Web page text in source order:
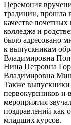
Церемония
традиции, прошла
качестве почетных
колледжа и
было адресовано
к выпускникам
Владимировна
Нина Петровна
Владимировна
Также выпускники
первокурсников и
мероприятия
поздравлений как
младших курсов.